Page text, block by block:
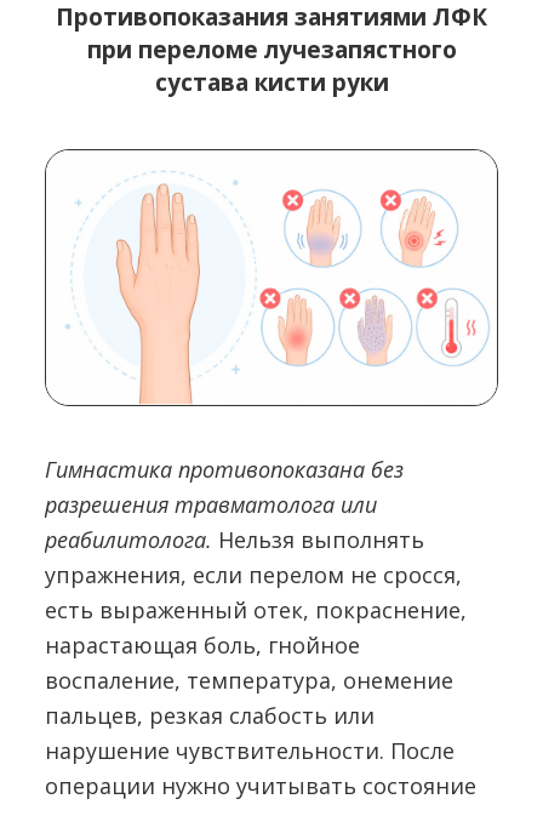
Противопоказания занятиями ЛФК
при переломе лучезапястного
сустава кисти руки
Гимнастика противопоказана без
разрешения травматолога или
реабилитолога. Нельзя выполнять
упражнения, если перелом не сросся,
есть выраженный отек, покраснение,
нарастающая боль, гнойное
воспаление, температура, онемение
пальцев, резкая слабость или
нарушение чувствительности. После
операции нужно учитывать состояние